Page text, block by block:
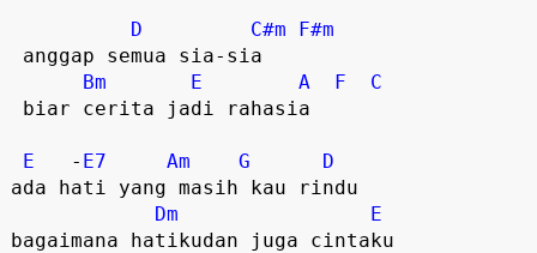
D C#m
F#m
Bm
E A F
C
E
   -
E7 Am G
D
ada hati yang masih kau rindu
Dm
E
bagaimana hatikudan juga cintaku